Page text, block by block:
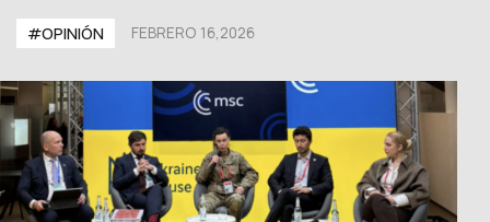
#OPINIÓN FEBRERO 16,2026